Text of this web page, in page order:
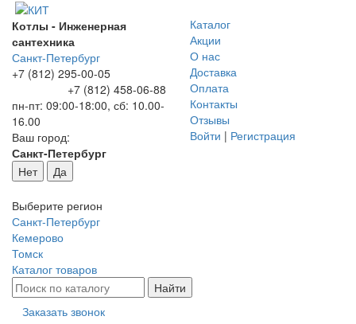
Котлы - Инженерная
сантехника
Санкт-Петербург
+7 (812) 295-00-05
+7 (812) 458-06-88
пн-пт: 09:00-18:00, сб: 10.00-
16.00
Ваш город:
Санкт-Петербург
Нет
Да
Выберите регион
Санкт-Петербург
Кемерово
Томск
Каталог
Акции
О нас
Доставка
Оплата
Контакты
Отзывы
Войти | Регистрация
Каталог товаров
Заказать звонок